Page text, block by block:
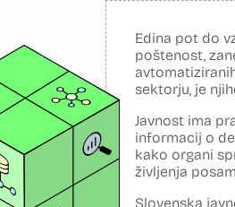
Edina pot do
poštenost,
sektorju, je
Javnost ima
informacij o
kako organi
življenja
Slovenska